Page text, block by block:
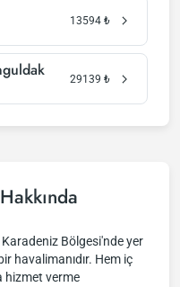
13594 ₺
29139 ₺
Bölgesi'nde yer
havalimanıdır. Hem iç
hizmet verme